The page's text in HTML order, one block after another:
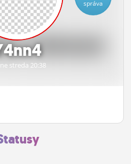
streda 20:38
správa